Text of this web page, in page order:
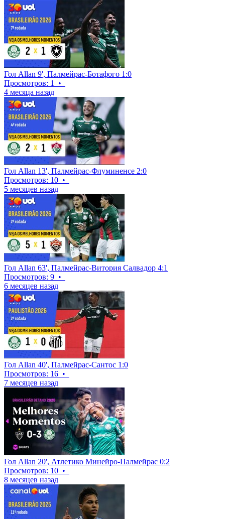
Гол Allan 9', Палмейрас-Ботафого 1:0
Просмотров: 1
•
4 месяца назад
Гол Allan 13', Палмейрас-Флуминенсе 2:0
Просмотров: 10 •
5 месяцев назад
Гол Allan 63', Палмейрас-Витория Салвадор 4:1
Просмотров: 9 •
6 месяцев назад
Гол Allan 40', Палмейрас-Сантос 1:0
Просмотров: 16 •
7 месяцев назад
Гол Allan 20', Атлетико Минейро-Палмейрас 0:2
Просмотров: 10 •
8 месяцев назад